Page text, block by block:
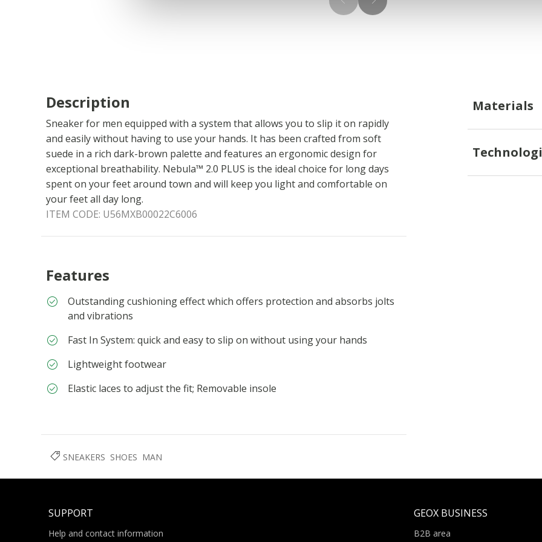
Description
Sneaker for men equipped with a system that allows you to slip it on rapidly
and easily without having to use your hands. It has been crafted from soft
suede in a rich dark-brown palette and features an ergonomic design for
exceptional breathability. Nebula™ 2.0 PLUS is the ideal choice for long days
spent on your feet around town and will keep you light and comfortable on
your feet all day long.
ITEM CODE: U56MXB00022C6006
Features
Outstanding cushioning effect which offers protection and absorbs jolts
and vibrations
Fast In System: quick and easy to slip on without using your hands
Lightweight footwear
Elastic laces to adjust the fit; Removable insole
Materials
SNEAKERS SHOES MAN
SUPPORT
Help and contact information
GEOX BUSINESS
B2B area